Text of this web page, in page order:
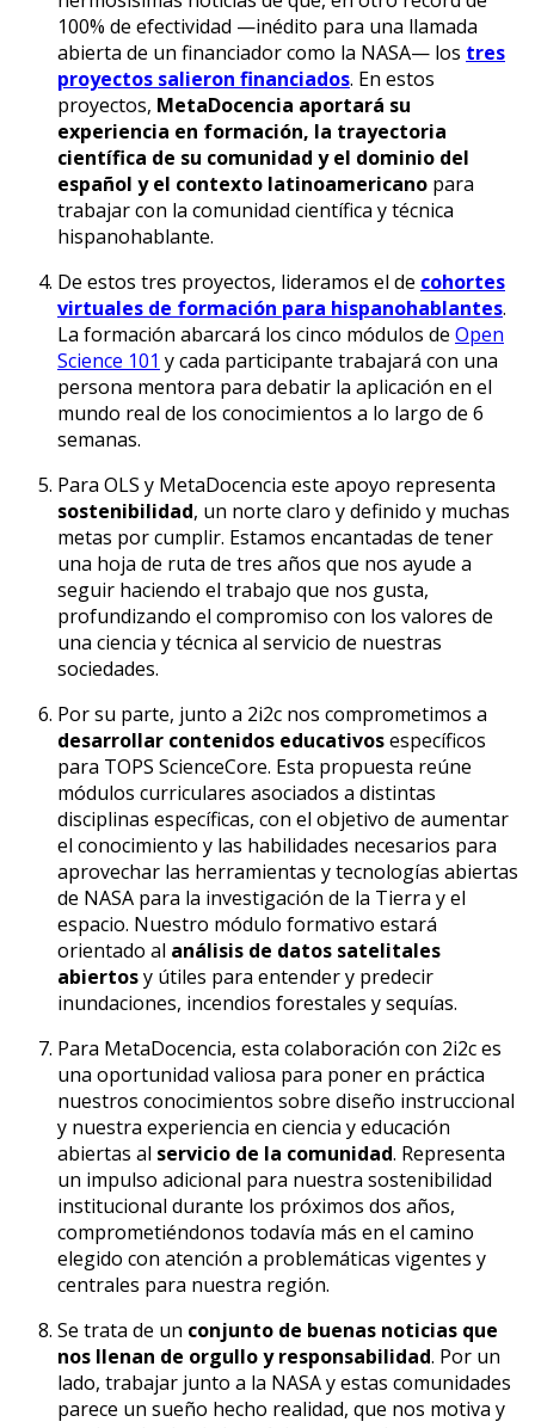
100% de efectividad —inédito para una llamada
abierta de un financiador como la NASA— los tres
proyectos salieron financiados. En estos
proyectos, MetaDocencia aportará su
experiencia en formación, la trayectoria
científica de su comunidad y el dominio del
español y el contexto latinoamericano para
trabajar con la comunidad científica y técnica
hispanohablante.
De estos tres proyectos, lideramos el de cohortes
virtuales de formación para hispanohablantes.
La formación abarcará los cinco módulos de Open
Science 101 y cada participante trabajará con una
persona mentora para debatir la aplicación en el
mundo real de los conocimientos a lo largo de 6
semanas.
Para OLS y MetaDocencia este apoyo representa
sostenibilidad, un norte claro y definido y muchas
metas por cumplir. Estamos encantadas de tener
una hoja de ruta de tres años que nos ayude a
seguir haciendo el trabajo que nos gusta,
profundizando el compromiso con los valores de
una ciencia y técnica al servicio de nuestras
sociedades.
Por su parte, junto a 2i2c nos comprometimos a
desarrollar contenidos educativosespecíficos
para TOPS ScienceCore. Esta propuesta reúne
módulos curriculares asociados a distintas
disciplinas específicas, con el objetivo de aumentar
el conocimiento y las habilidades necesarios para
aprovechar las herramientas y tecnologías abiertas
de NASA para la investigación de la Tierra y el
espacio. Nuestro módulo formativo estará
orientado al análisis de datos satelitales
abiertosy útiles para entender y predecir
inundaciones, incendios forestales y sequías.
Para MetaDocencia, esta colaboración con 2i2c es
una oportunidad valiosa para poner en práctica
nuestros conocimientos sobre diseño instruccional
y nuestra experiencia en ciencia y educación
abiertas al servicio de la comunidad. Representa
un impulso adicional para nuestra sostenibilidad
institucional durante los próximos dos años,
comprometiéndonos todavía más en el camino
elegido con atención a problemáticas vigentes y
centrales para nuestra región.
Se trata de un conjunto de buenas noticias que
nos llenan de orgullo y responsabilidad. Por un
lado, trabajar junto a la NASA y estas comunidades
parece un sueño hecho realidad, que nos motiva y